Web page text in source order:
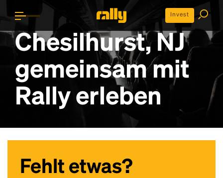
Invest
Chesilhurst, NJ
gemeinsam mit
Rally erleben
Fehlt etwas?